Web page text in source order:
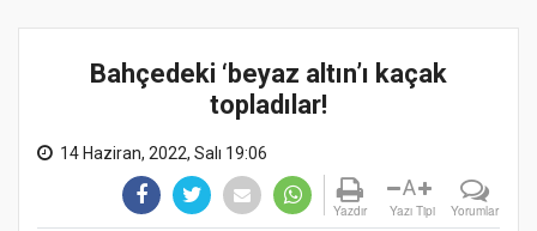
Bahçedeki ‘beyaz altın’ı kaçak
topladılar!
14 Haziran, 2022, Salı 19:06
Yazdır
A
Yazı Tipi Yorumlar